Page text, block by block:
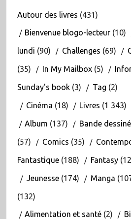
Autour des livres (431)
Bienvenue blogo-lecteur(10)
lundi (90) Challenges (69)
(35) In My Mailbox(5)
Sunday's book(3) Tag (2)
Cinéma (18) Livres (1 343)
Album (137) Bande
(57) Comics (35)
Fantastique(188) Fantasy
Jeunesse(174) Manga
(132)
Alimentation et santé(2)